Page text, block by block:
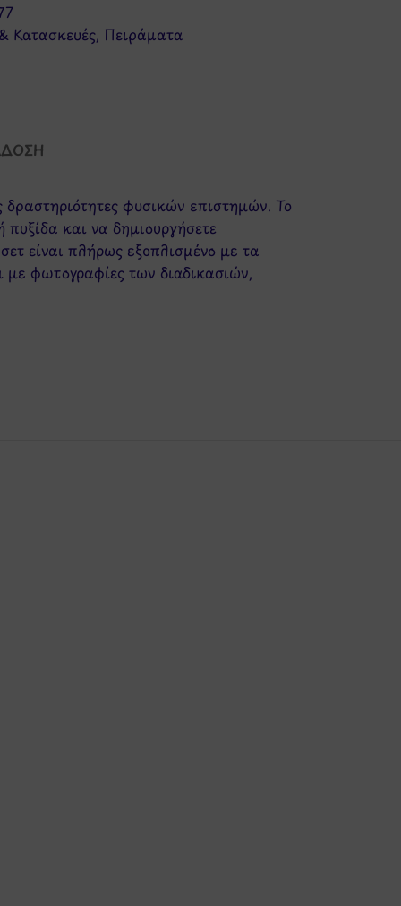
Κατασκευές, Πειράματα
δραστηριότητες φυσικών επιστημών. Το
και να δημιουργήσετε
είναι πλήρως εξοπλισμένο με τα
με φωτογραφίες των διαδικασιών,